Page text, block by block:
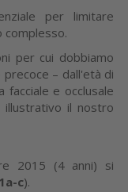
per limitare
complesso.
per cui dobbiamo
– dall'età di
facciale e occlusale
illustrativo il nostro
2015 (4 anni) si
c).